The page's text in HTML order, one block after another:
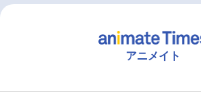
アニメイト